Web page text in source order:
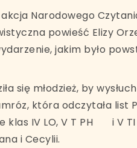
akcja Narodowego
powieść Elizy
jakim było
się młodzież, by
która odczytała list
klas IV LO, V T PH i V
i Cecylii.